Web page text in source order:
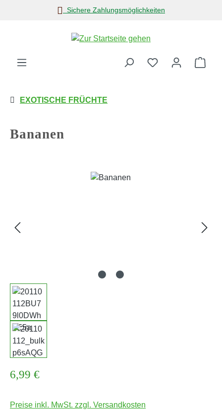
Zum Hauptinhalt springenSichere Zahlungsmöglichkeiten
EXOTISCHE FRÜCHTE
Bananen
Bildergalerie überspringen
Regulärer Preis:
6,99 €
Preise inkl. MwSt. zzgl. Versandkosten